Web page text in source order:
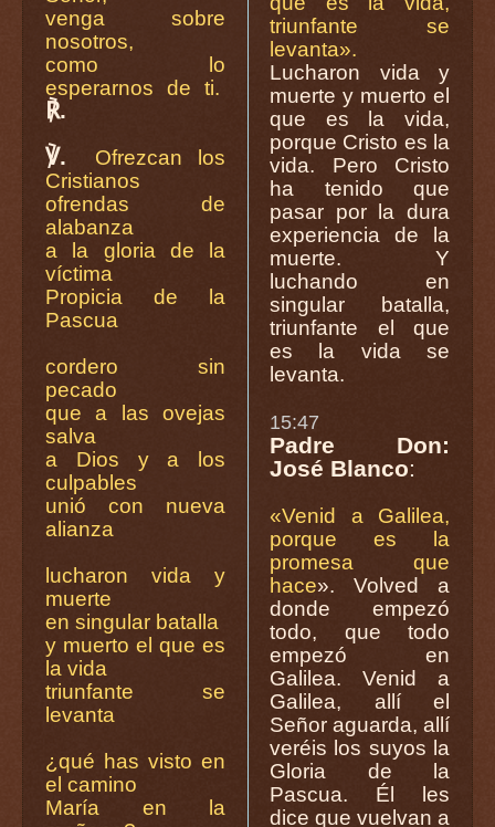
venga sobre
nosotros,
como lo
esperarnos de ti.
℟.
℣.
Ofrezcan los
Cristianos
ofrendas de
alabanza
a la gloria de la
víctima
Propicia de la
Pascua
cordero sin
pecado
que a las ovejas
salva
a Dios y a los
culpables
unió con nueva
alianza
lucharon vida y
muerte
en singular batalla
y muerto el que es
la vida
triunfante se
levanta
¿qué has visto en
el camino
María en la
triunfante se
levanta».
Lucharon vida y
muerte y muerto el
que es la vida,
porque Cristo es la
vida. Pero Cristo
ha tenido que
pasar por la dura
experiencia de la
muerte. Y
luchando en
singular batalla,
triunfante el que
es la vida se
levanta.
15:47
Padre Don:
José Blanco:
«Venid a Galilea,
porque es la
promesa que
hace». Volved a
donde empezó
todo, que todo
empezó en
Galilea. Venid a
Galilea, allí el
Señor aguarda, allí
veréis los suyos la
Gloria de la
Pascua. Él les
dice que vuelvan a